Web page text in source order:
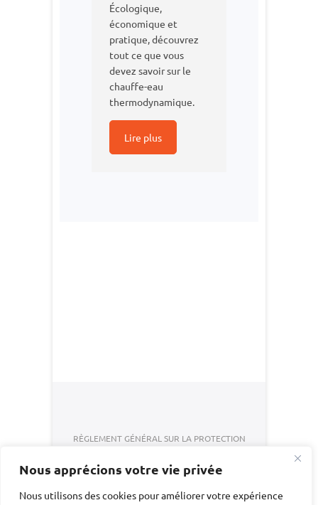
Nous apprécions votre vie privée
Nous utilisons des cookies pour améliorer votre expérience
Écologique,
économique et
pratique, découvrez
tout ce que vous
devez savoir sur le
chauffe-eau
thermodynamique.
Lire plus
RÈGLEMENT GÉNÉRAL SUR LA PROTECTION
CONDITIONS GENERALES DE VENTE